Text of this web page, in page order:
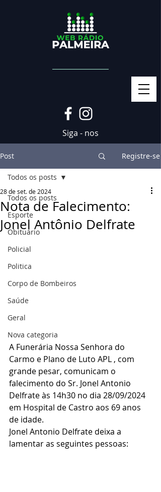
Siga - nos
Post Registre-se
Todos os posts
Esporte
Obituário
Policial
Politica
Corpo de Bombeiros
Saúde
Geral
Nova categoria
Todos os posts
Nota de Falecimento:
Jonel Antônio Delfrate
28 de set. de 2024
A Funerária Nossa Senhora do
Carmo e Plano de Luto APL , com
grande pesar, comunicam o
falecimento do Sr. Jonel Antonio
Delfrate às 14h30 no dia 28/09/2024
em Hospital de Castro aos 69 anos
de idade.
Jonel Antonio Delfrate deixa a
lamentar as seguintes pessoas: